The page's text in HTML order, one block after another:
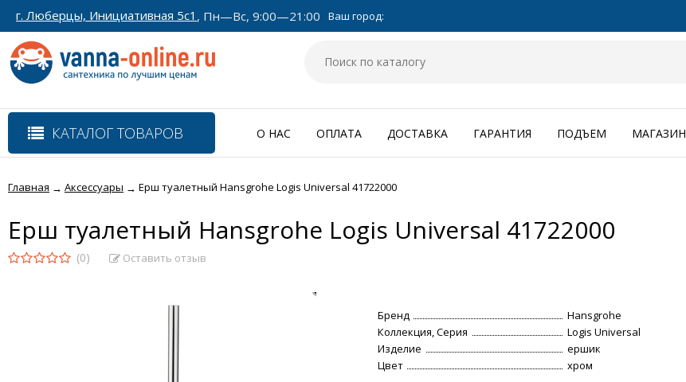
г. Люберцы, Инициативная 5с1 , Пн—Вс, 9:00—21:00 Ваш город:
КАТАЛОГ ТОВАРОВ О НАС ОПЛАТА ДОСТАВКА ГАРАНТИЯ ПОДЪЕМ МАГАЗИН
Главная → Аксессуары → Ерш туалетный Hansgrohe Logis Universal 41722000
Ерш туалетный Hansgrohe Logis Universal 41722000
(0) Оставить отзыв
Бренд
Hansgrohe
Коллекция, Серия
Logis Universal
Изделие
ершик
Цвет
хром